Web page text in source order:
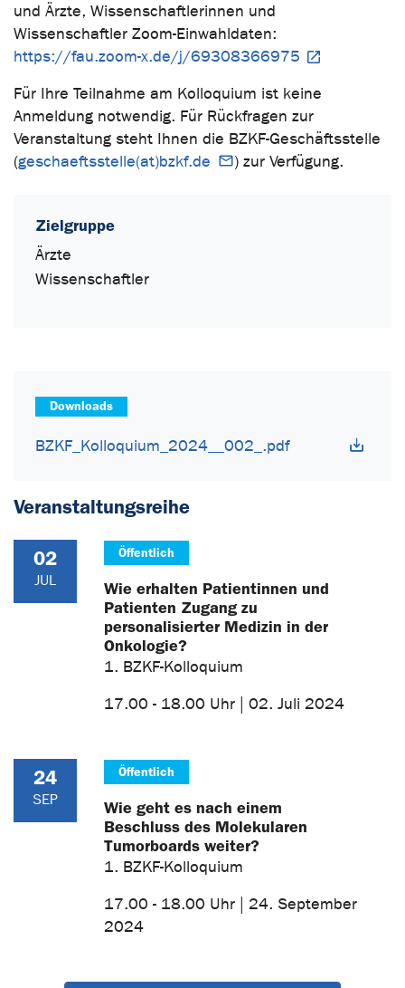
und Ärzte, Wissenschaftlerinnen und
Wissenschaftler Zoom-Einwahldaten:
https://fau.zoom-x.de/j/69308366975
Für Ihre Teilnahme am Kolloquium ist keine
Anmeldung notwendig. Für Rückfragen zur
Veranstaltung steht Ihnen die BZKF-Geschäftsstelle
(geschaeftsstelle(at)bzkf.de ) zur Verfügung.
Zielgruppe
Ärzte
Wissenschaftler
Downloads
BZKF_Kolloquium_2024__002_.pdf
Veranstaltungsreihe
02
JUL
Öffentlich
Wie erhalten Patientinnen und
Patienten Zugang zu
personalisierter Medizin in der
Onkologie?
1. BZKF-Kolloquium
17.00 - 18.00 Uhr | 02. Juli 2024
24
SEP
Öffentlich
Wie geht es nach einem
Beschluss des Molekularen
Tumorboards weiter?
1. BZKF-Kolloquium
17.00 - 18.00 Uhr | 24. September
2024